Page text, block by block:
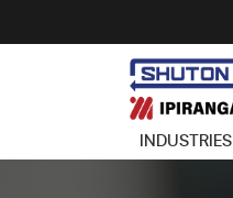
INDUSTRIES